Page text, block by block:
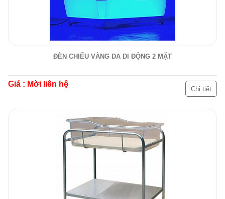
ĐÈN CHIẾU VÀNG DA DI ĐỘNG 2 MẶT
Giá : Mời liên hệ
Chi tiết